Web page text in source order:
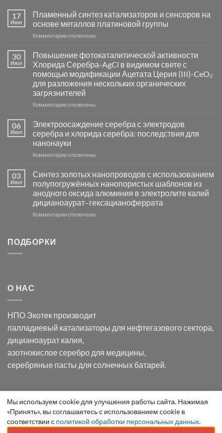
17
Июн
Пламенный синтез катализаторов и сенсоров на
основе металлов платиновой группы
Комментариик
Пламенный
синтез
катализаторов
и
сенсоров
на
основе
группы
отключены
30
Июл
Повышение фотокаталитической активности
Хлорида Серебра-AgCl в видимом свете с
помощью модификации Ацетата Церия (III)-CeO₂
для разложения нескольких органических
загрязнителей
Комментариик
фотокаталитической
активности
Хлорида
Серебра-
в
видимом
свете
с
помощью
модификации
отключены
06
Июл
Электроосаждение серебра с электродов
серебра и хлорида серебра: последствия для
нанонауки
Комментариик
серебра
с
электродов
серебра
и
отключены
03
Июл
Синтез золотых нанопроводов с использованием
полупогружённых нанопористых шаблонов из
анодного оксида алюминия в электролите калий
дицианоаурат–гексацианоферрата
Комментариик
оксида
в
электролите
калий
дицианоаурат–
гексацианоферрата
отключены
ПОДБОРКИ
О НАС
НПО Экотек производит
палладиевый катализаторы для нефтегазового сектора,
дицианоаурат калия,
азотнокислое серебро для медицины,
серебряные пасты для солнечных батарей.
ООО "Экотек" 2026 ©Внимание! Все указанные сведения
приведены как справочная информация и не являются
публичной офертой, определяемой положениями статьи 437
Уведомление
о
cookie
Мы используем cookie для улучшения работы сайта. Нажимая
«Принять», вы соглашаетесь с использованием cookie в
соответствии с политикой обработки персональных данных.